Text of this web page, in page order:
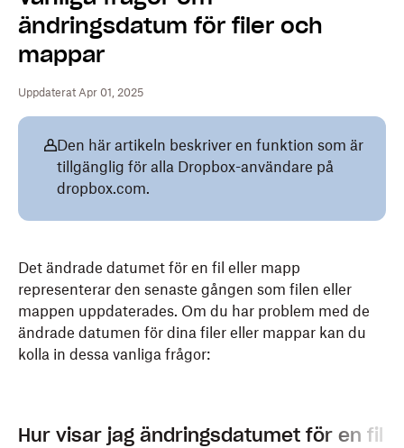
ändringsdatum för filer och
mappar
Uppdaterat Apr 01, 2025
Den här artikeln beskriver en funktion som är
tillgänglig för alla Dropbox-användare på
dropbox.com.
Det ändrade datumet för en fil eller mapp
representerar den senaste gången som filen eller
mappen uppdaterades. Om du har problem med de
ändrade datumen för dina filer eller mappar kan du
kolla in dessa vanliga frågor:
Hur visar jag ändringsdatumet för en fil